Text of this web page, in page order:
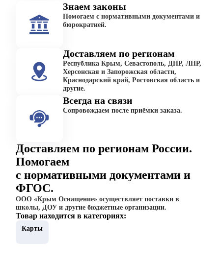
Знаем законы
Помогаем с нормативными документами и
бюрократией.
Доставляем по регионам
Республика Крым, Севастополь, ДНР, ЛНР,
Херсонская и Запорожская области,
Краснодарский край, Ростовская область и
другие.
Всегда на связи
Сопровождаем после приёмки заказа.
Доставляем по регионам России.
Помогаем
с нормативными документами и
ФГОС.
ООО «Крым Оснащение» осуществляет поставки в
школы, ДОУ и другие бюджетные организации.
Товар находится в категориях:
Карты